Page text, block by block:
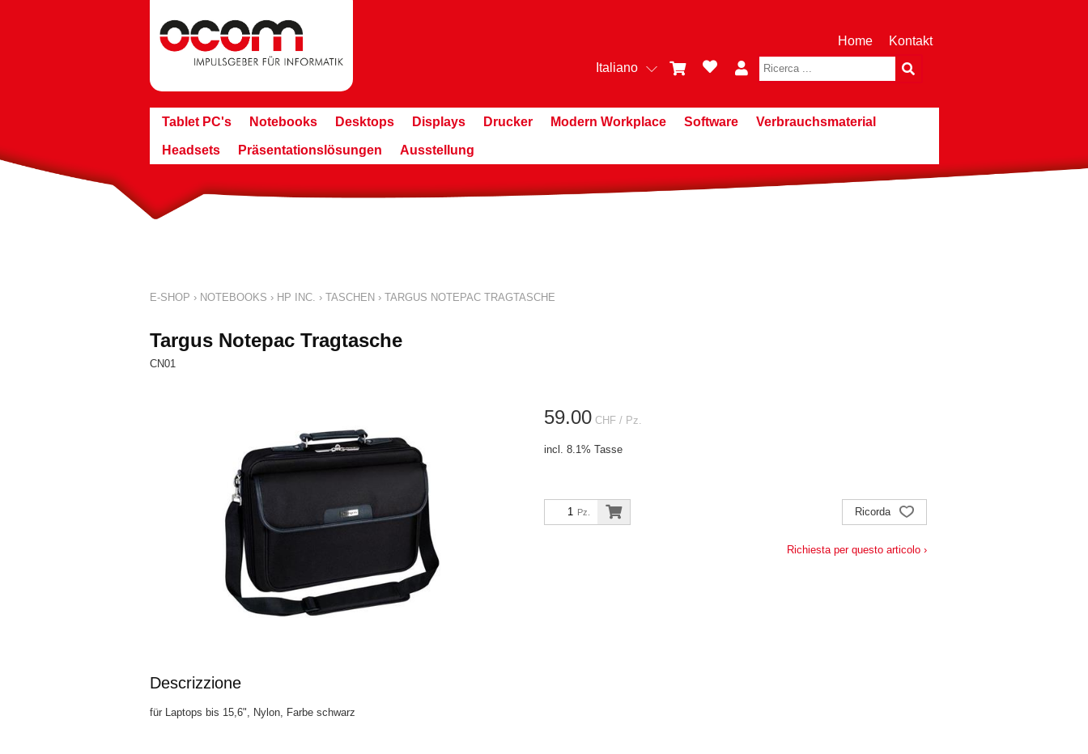
Home
Kontakt
Italiano
Tablet PC's Notebooks Desktops Displays Drucker Modern Workplace Software Verbrauchsmaterial
Headsets Präsentationslösungen Ausstellung
E-SHOP › NOTEBOOKS › HP INC. › TASCHEN › TARGUS NOTEPAC TRAGTASCHE
Targus Notepac Tragtasche
CN01
59.00 CHF / Pz.
incl. 8.1% Tasse
Pz. Ricorda
Richiesta per questo articolo ›
Descrizzione
für Laptops bis 15,6", Nylon, Farbe schwarz